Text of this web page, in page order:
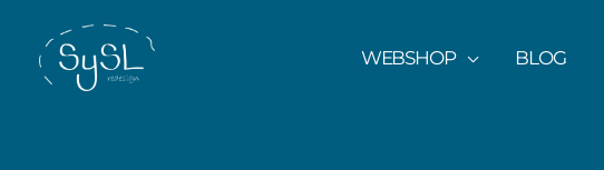
indholdet
WEBSHOP BLOG